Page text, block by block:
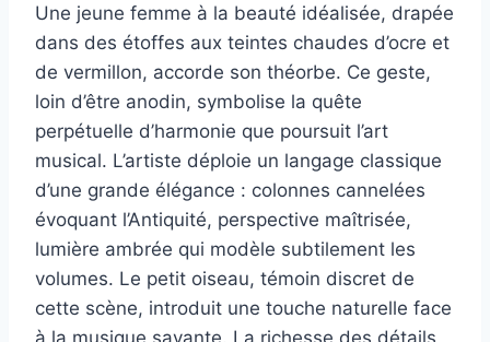
Une jeune femme à la beauté idéalisée, drapée
dans des étoffes aux teintes chaudes d’ocre et
de vermillon, accorde son théorbe. Ce geste,
loin d’être anodin, symbolise la quête
perpétuelle d’harmonie que poursuit l’art
musical. L’artiste déploie un langage classique
d’une grande élégance : colonnes cannelées
évoquant l’Antiquité, perspective maîtrisée,
lumière ambrée qui modèle subtilement les
volumes. Le petit oiseau, témoin discret de
cette scène, introduit une touche naturelle face
à la musique savante. La richesse des détails